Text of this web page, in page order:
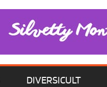
DIVERSICULT